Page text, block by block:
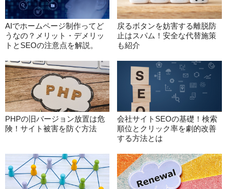
AIでホームページ制作ってど
うなの？メリット・デメリッ
トとSEOの注意点を解説。
戻るボタンを妨害する離脱防
止はスパム！安全な代替施策
も紹介
PHPの旧バージョン放置は危
険！サイト被害を防ぐ方法
会社サイトSEOの基礎！検索
順位とクリック率を劇的改善
する方法とは